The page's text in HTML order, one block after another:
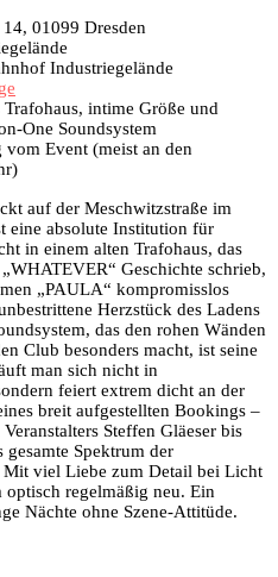
01099 Dresden
Industriegelände
Trafohaus, intime Größe und
One Soundsystem
vom Event (meist an den
auf der Meschwitzstraße im
eine absolute Institution für
in einem alten Trafohaus, das
Geschichte schrieb,
„PAULA“ kompromisslos
Herzstück des Ladens
das den rohen Wänden
Club besonders macht, ist seine
man sich nicht in
feiert extrem dicht an der
breit aufgestellten Bookings –
Steffen Gläeser bis
Spektrum der
viel Liebe zum Detail bei Licht
regelmäßig neu. Ein
Nächte ohne Szene-Attitüde.